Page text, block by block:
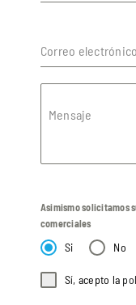
Correo electrónico
Mensaje
Asimismo solicitamos
comerciales
Si No
Sí, acepto la